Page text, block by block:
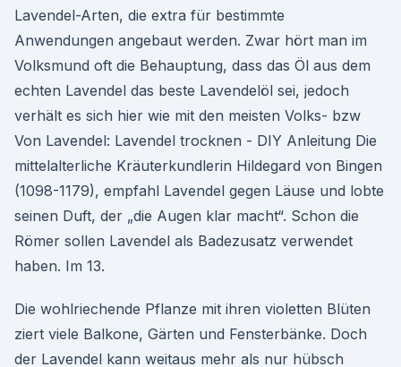
Lavendel-Arten, die extra für bestimmte
Anwendungen angebaut werden. Zwar hört man im
Volksmund oft die Behauptung, dass das Öl aus dem
echten Lavendel das beste Lavendelöl sei, jedoch
verhält es sich hier wie mit den meisten Volks- bzw
Von Lavendel: Lavendel trocknen - DIY Anleitung Die
mittelalterliche Kräuterkundlerin Hildegard von Bingen
(1098-1179), empfahl Lavendel gegen Läuse und lobte
seinen Duft, der „die Augen klar macht“. Schon die
Römer sollen Lavendel als Badezusatz verwendet
haben. Im 13.
Die wohlriechende Pflanze mit ihren violetten Blüten
ziert viele Balkone, Gärten und Fensterbänke. Doch
der Lavendel kann weitaus mehr als nur hübsch